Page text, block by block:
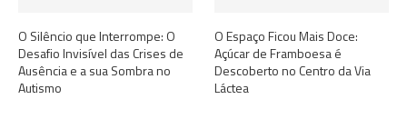
O Silêncio que Interrompe: O
Desafio Invisível das Crises de
Ausência e a sua Sombra no
Autismo
O Espaço Ficou Mais Doce:
Açúcar de Framboesa é
Descoberto no Centro da Via
Láctea